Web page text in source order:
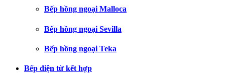
Bếp hồng ngoại Malloca
Bếp hồng ngoại Sevilla
Bếp hồng ngoại Teka
Bếp điện từ kết hợp